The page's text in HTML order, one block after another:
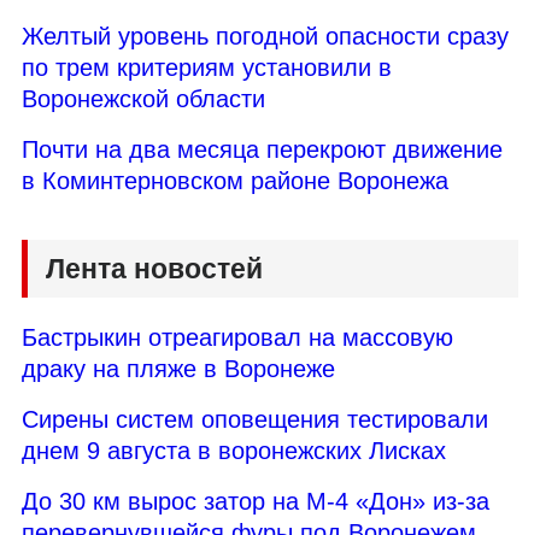
Желтый уровень погодной опасности сразу
по трем критериям установили в
Воронежской области
Почти на два месяца перекроют движение
в Коминтерновском районе Воронежа
Лента новостей
Бастрыкин отреагировал на массовую
драку на пляже в Воронеже
Сирены систем оповещения тестировали
днем 9 августа в воронежских Лисках
До 30 км вырос затор на М-4 «Дон» из-за